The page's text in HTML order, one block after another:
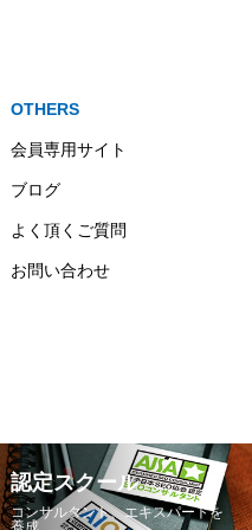
OTHERS
会員専用サイト
ブログ
よく頂くご質問
お問い合わせ
認定スクール
コンサルタント、エキスパートを
養成